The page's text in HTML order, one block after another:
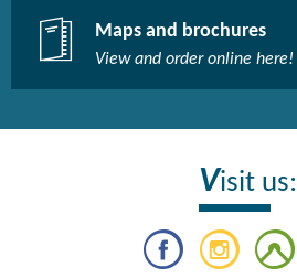
Maps and brochures
View and order online here!​
Visit us: